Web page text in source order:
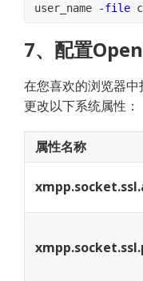
user_name
-file
7、配置
在您喜欢的浏览器
更改以下系统属性：
属性名称